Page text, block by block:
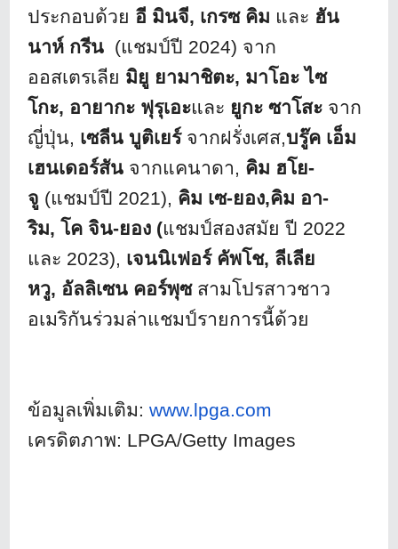
ประกอบด้วย อี มินจี, เกรซ คิม และ ฮัน
นาห์ กรีน (แชมป์ปี 2024) จาก
ออสเตรเลีย มิยู ยามาชิตะ, มาโอะ ไซ
โกะ, อายากะ ฟุรุเอะและ ยูกะ ซาโสะ จาก
ญี่ปุ่น, เซลีน บูติเยร์จากฝรั่งเศส,บรู๊ค เอ็ม
เฮนเดอร์สัน จากแคนาดา, คิม ฮโย-
จู (แชมป์ปี 2021), คิม เซ-ยอง,คิม อา-
ริม, โค จิน-ยอง (แชมป์สองสมัย ปี 2022
และ 2023), เจนนิเฟอร์ คัพโช, ลีเลีย
หวู, อัลลิเซน คอร์พุซสามโปรสาวชาว
อเมริกันร่วมล่าแชมป์รายการนี้ด้วย
ข้อมูลเพิ่มเติม:www.lpga.com
เครดิตภาพ: LPGA/Getty Images